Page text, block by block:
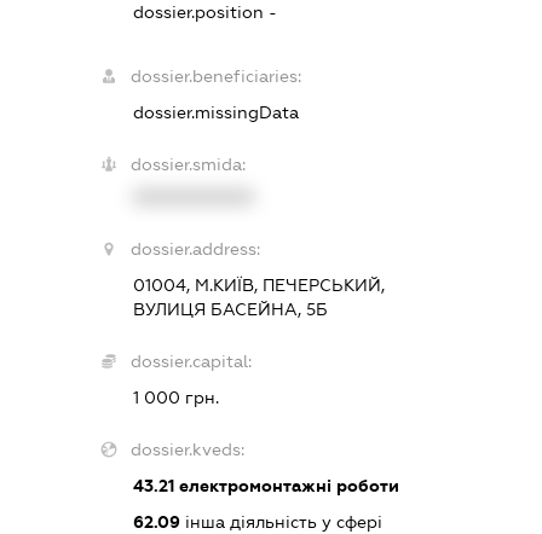
dossier.position -
dossier.beneficiaries:
dossier.missingData
dossier.smida:
dossier.address:
01004, М.КИЇВ, ПЕЧЕРСЬКИЙ,
ВУЛИЦЯ БАСЕЙНА, 5Б
dossier.capital:
1 000 грн.
dossier.kveds:
43.21 електромонтажні роботи
62.09 інша діяльність у сфері